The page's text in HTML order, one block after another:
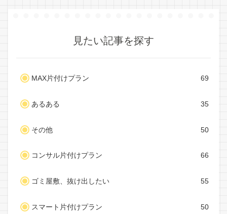
見たい記事を探す
MAX片付けプラン 69
あるある 35
その他 50
コンサル片付けプラン 66
ゴミ屋敷、抜け出したい 55
スマート片付けプラン 50